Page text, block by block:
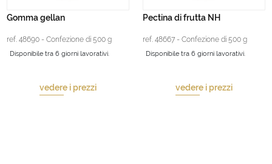
Gomma gellan
ref. 48690 - Confezione di 500 g
Disponibile tra 6 giorni lavorativi.
vedere i prezzi
Pectina di frutta NH
ref. 48667 - Confezione di 500 g
Disponibile tra 6 giorni lavorativi.
vedere i prezzi